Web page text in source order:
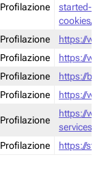
Profilazione
started-
cookies/
Profilazione
https://
Profilazione
https://
Profilazione
https://
Profilazione https://
Profilazione
https://
services-
Profilazione https://